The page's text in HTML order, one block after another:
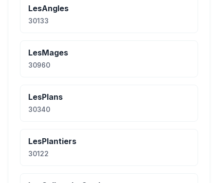
LesAngles
30133
LesMages
30960
LesPlans
30340
LesPlantiers
30122